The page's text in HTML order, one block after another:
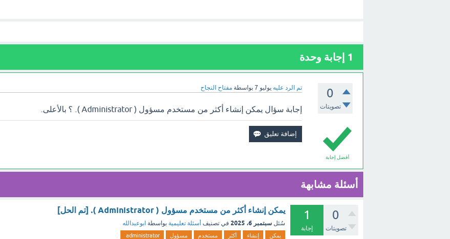
1 إجابة وحدة
0
تصويتات
تم الرد عليه يوليو 7 بواسطة مفتاح النجاح
أفضل إجابة
إجابة سؤال يمكن إنشاء أكثر من مستخدم مسؤول ( Administrator ). ؟ بالأعلى.
أسئلة مشابهة
0
تصويتات
1
إجابة
يمكن إنشاء أكثر من مستخدم مسؤول ( Administrator ). [تم الحل]
سُئل سبتمبر 6، 2025 في تصنيف أسئلة تعليمية بواسطة ابوعبدالله
يمكن إنشاء أكثر مستخدم مسؤول administrator